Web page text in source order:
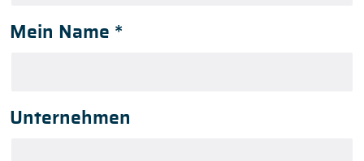
Mein Name *
Unternehmen